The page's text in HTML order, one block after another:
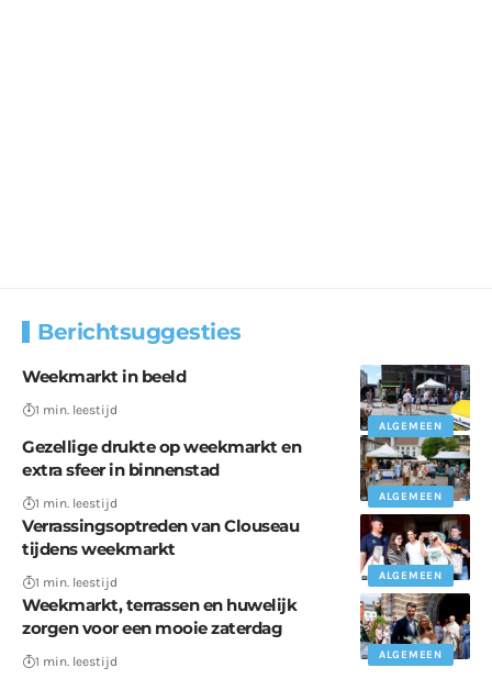
Berichtsuggesties
ALGEMEEN
Weekmarkt in beeld
1 min. leestijd
ALGEMEEN
Gezellige drukte op weekmarkt en
extra sfeer in binnenstad
1 min. leestijd
ALGEMEEN
Verrassingsoptreden van Clouseau
tijdens weekmarkt
1 min. leestijd
ALGEMEEN
Weekmarkt, terrassen en huwelijk
zorgen voor een mooie zaterdag
1 min. leestijd